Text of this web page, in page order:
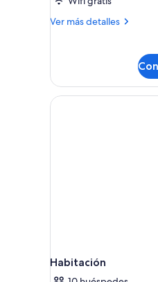
habitación
Ver más detalles
Más
1
habitación
Habitación